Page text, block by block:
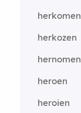
herkomen
herkozen
hernomen
heroen
heroien